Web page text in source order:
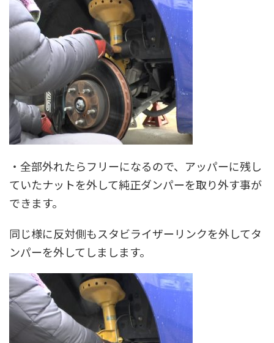
・全部外れたらフリーになるので、アッパーに残し
ていたナットを外して純正ダンパーを取り外す事が
できます。
同じ様に反対側もスタビライザーリンクを外してタ
ンパーを外してしまします。